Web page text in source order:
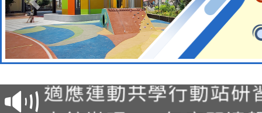
本校115學年度第2次
招甄選結果公告(無人
適應運動共學行動站研